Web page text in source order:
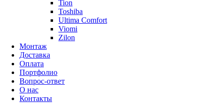
Tion
Toshiba
Ultima Comfort
Viomi
Zilon
Монтаж
Доставка
Оплата
Портфолио
Вопрос-ответ
О нас
Контакты